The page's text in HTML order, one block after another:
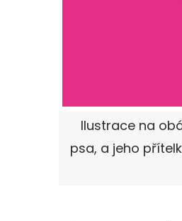
Ilustrace na
psa, a jeho